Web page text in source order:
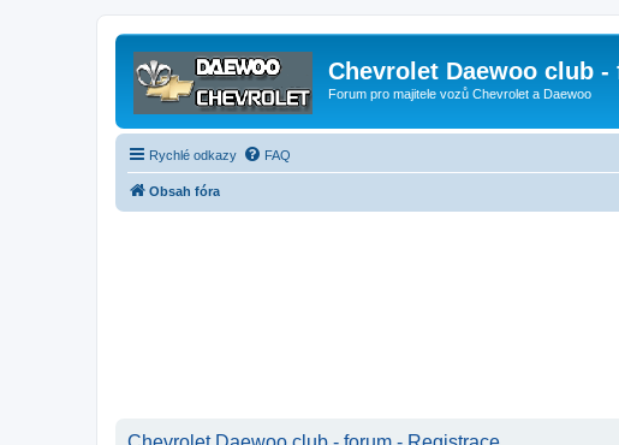
Chevrolet Daewoo club -
Forum pro majitele vozů Chevrolet a Daewoo
Rychlé odkazy FAQ
Obsah fóra